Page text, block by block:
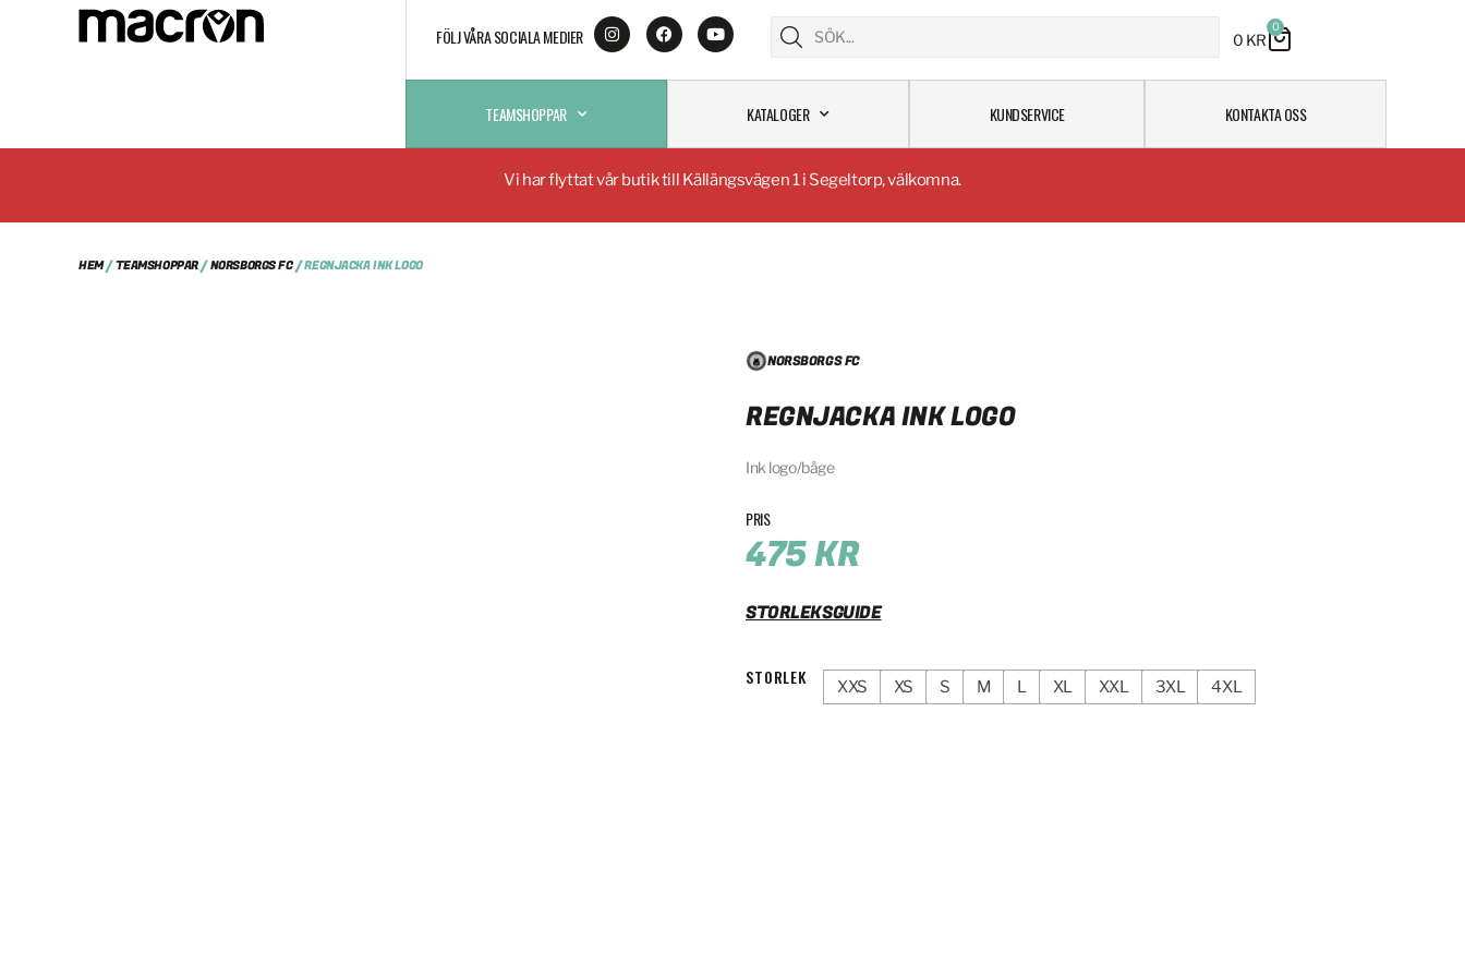
FÖLJ VÅRA SOCIALA MEDIER 0 KR
0
TEAMSHOPPAR KATALOGER KUNDSERVICE KONTAKTA OSS
Vi har flyttat vår butik till Källängsvägen 1 i Segeltorp, välkomna.
HEM/TEAMSHOPPAR/NORSBORGS FC/ REGNJACKA INK LOGO
NORSBORGS FC
REGNJACKA INK LOGO
Ink logo/båge
475KR
STORLEKSGUIDE
STORLEK XXS XS S M L XL XXL 3XL 4XL